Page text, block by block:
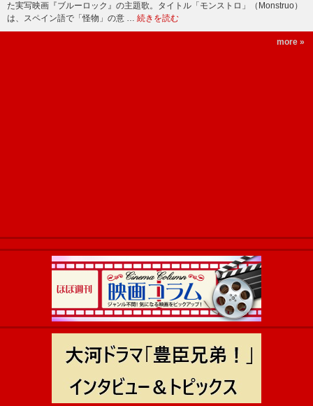
た実写映画『ブルーロック』の主題歌。タイトル「モンストロ」（Monstruo）
は、スペイン語で「怪物」の意 … 続きを読む
more »